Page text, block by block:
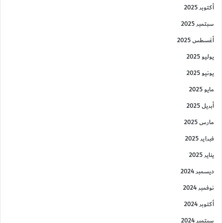
أكتوبر 2025
سبتمبر 2025
أغسطس 2025
يوليو 2025
يونيو 2025
مايو 2025
أبريل 2025
مارس 2025
فبراير 2025
يناير 2025
ديسمبر 2024
نوفمبر 2024
أكتوبر 2024
سبتمبر 2024